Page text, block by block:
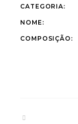
CATEGORIA:
NOME:
COMPOSIÇÃO: